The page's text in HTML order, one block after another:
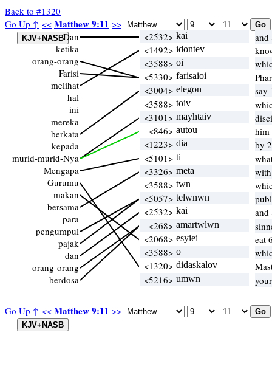
Back to #1320
Go Up ↑ << Matthew 9:11 >>
Go Up ↑ << Matthew 9:11 >>
Dan
ketika
orang-orang
Farisi
melihat
hal
ini
mereka
berkata
kepada
murid-murid-Nya
Mengapa
Gurumu
makan
bersama
para
pengumpul
pajak
dan
orang-orang
berdosa
<2532> kai
and
<1492> idontev
<3588> oi
<5330> farisaioi
<3004> elegon
say
<3588> toiv
<3101> mayhtaiv
<846> autou
him
<1223> dia
by
<5101> ti
<3326> meta
<3588> twn
<5057> telwnwn
<2532> kai
and
<268> amartwlwn
<2068> esyiei
eat
<3588> o
<1320> didaskalov
<5216> umwn